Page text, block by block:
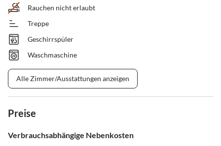
Rauchen nicht erlaubt
Treppe
Geschirrspüler
Waschmaschine
Alle Zimmer/Ausstattungen anzeigen
Preise
Verbrauchsabhängige Nebenkosten